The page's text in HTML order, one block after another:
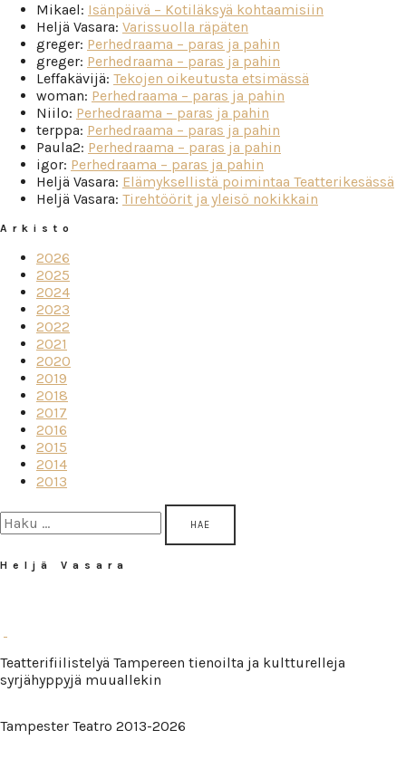
Mikael: Isänpäivä – Kotiläksyä kohtaamisiin
Heljä Vasara: Varissuolla räpäten
greger: Perhedraama – paras ja pahin
greger: Perhedraama – paras ja pahin
Leffakävijä: Tekojen oikeutusta etsimässä
woman: Perhedraama – paras ja pahin
Niilo: Perhedraama – paras ja pahin
terppa: Perhedraama – paras ja pahin
Paula2: Perhedraama – paras ja pahin
igor: Perhedraama – paras ja pahin
Heljä Vasara: Elämyksellistä poimintaa Teatterikesässä
Heljä Vasara: Tirehtöörit ja yleisö nokikkain
Arkisto
2026
2025
2024
2023
2022
2021
2020
2019
2018
2017
2016
2015
2014
2013
Haku:
Heljä Vasara
Teatterifiilistelyä Tampereen tienoilta ja kultturelleja
syrjähyppyjä muuallekin
Tampester Teatro 2013-2026